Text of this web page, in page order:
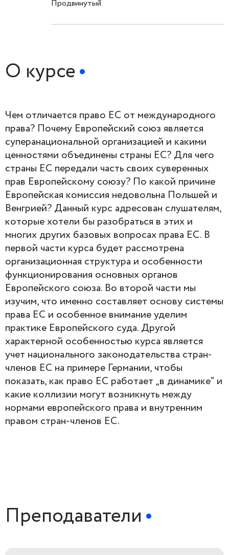
Продвинутый
О курсе
Чем отличается право ЕC от международного
права? Почему Европейский союз является
суперанациональной организацией и какими
ценностями объединены страны ЕС? Для чего
страны ЕС передали часть своих суверенных
прав Европейскому союзу? По какой причине
Европейская комиссия недовольна Польшей и
Венгрией? Данный курс адресован слушателям,
которые хотели бы разобраться в этих и
многих других базовых вопросах права ЕС. В
первой части курса будет рассмотрена
организационная структура и особенности
функционирования основных органов
Европейского союза. Во второй части мы
изучим, что именно составляет основу системы
права ЕС и особенное внимание уделим
практике Европейского суда. Другой
характерной особенностью курса является
учет национального законодательства стран-
членов ЕС на примере Германии, чтобы
показать, как право ЕС работает „в динамике“ и
какие коллизии могут возникнуть между
нормами европейского права и внутренним
правом стран-членов ЕС.
Преподаватели